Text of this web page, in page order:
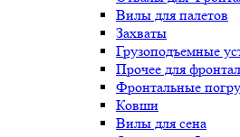
Вилы для палетов
Захваты
Грузоподъемные
Прочее для
Фронтальные
Ковши
Вилы для сена